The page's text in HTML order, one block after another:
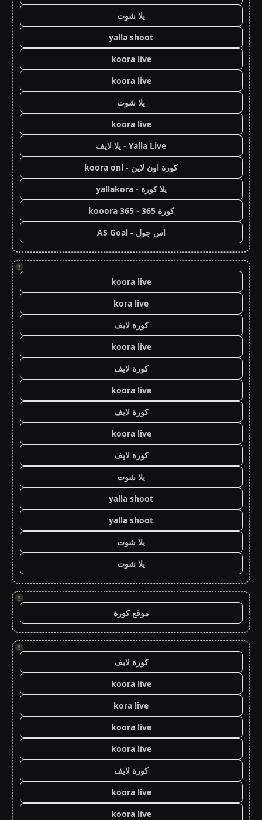
يلا شوت
yalla shoot
koora live
koora live
يلا شوت
koora live
Yalla Live - يلا لايف
كورة اون لاين - koora onl
يلا كورة - yallakora
كورة 365 - kooora 365
اس جول - AS Goal
!
koora live
kora live
كورة لايف
koora live
كورة لايف
koora live
كورة لايف
koora live
كورة لايف
يلا شوت
yalla shoot
yalla shoot
يلا شوت
يلا شوت
!
موقع كورة
!
كورة لايف
koora live
kora live
koora live
koora live
كورة لايف
koora live
koora live